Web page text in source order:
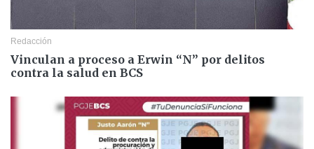
Redacción
Vinculan a proceso a Erwin “N” por delitos
contra la salud en BCS